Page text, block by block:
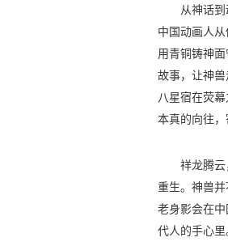
从神话
中国动画人
用青铜铸神
故事，让神
八星宿在荧
本真的向往，
祥龙腾
重生。神兽
老身影会在
代人的手心里